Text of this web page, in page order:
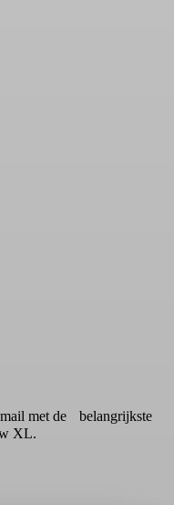
mail met de belangrijkste
XL.